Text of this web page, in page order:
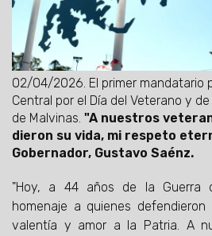
02/04/2026. El primer mandatario
Central por el Día del Veterano y
de Malvinas. "A nuestros
dieron su vida, mi respeto
Gobernador, Gustavo Saénz.
"Hoy, a 44 años de la Guerra
homenaje a quienes
valentía y amor a la Patria. A